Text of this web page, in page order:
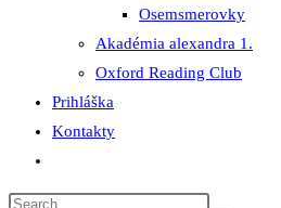
Osemsmerovky
Akadémia alexandra 1.
Oxford Reading Club
Prihláška
Kontakty